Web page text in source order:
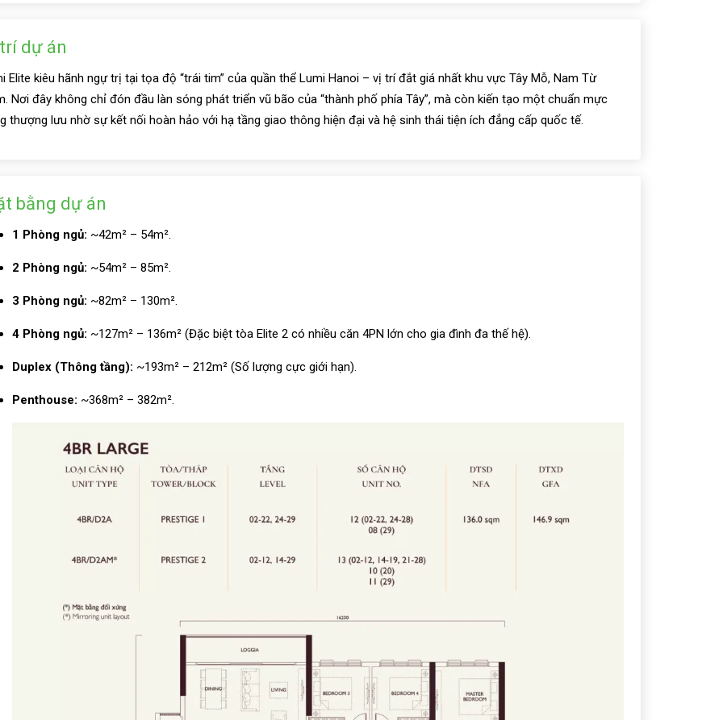
dự án
Elite kiêu hãnh ngự trị tại tọa độ “trái tim” của quần thể Lumi Hanoi – vị trí đắt giá nhất khu vực Tây Mỗ, Nam Từ
Nơi đây không chỉ đón đầu làn sóng phát triển vũ bão của “thành phố phía Tây”, mà còn kiến tạo một chuẩn mực
thượng lưu nhờ sự kết nối hoàn hảo với hạ tầng giao thông hiện đại và hệ sinh thái tiện ích đẳng cấp quốc tế.
bằng dự án
1 Phòng ngủ: ~42m² – 54m².
2 Phòng ngủ: ~54m² – 85m².
3 Phòng ngủ: ~82m² – 130m².
4 Phòng ngủ: ~127m² – 136m² (Đặc biệt tòa Elite 2 có nhiều căn 4PN lớn cho gia đình đa thế hệ).
Duplex (Thông tầng): ~193m² – 212m² (Số lượng cực giới hạn).
Penthouse: ~368m² – 382m².